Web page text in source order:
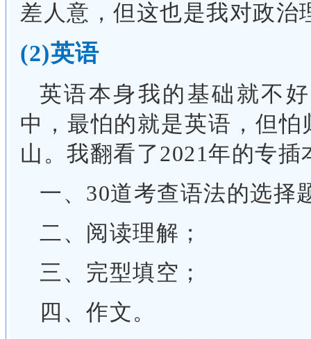
差人意，但这也是我对政治
(2)英语
英语本身我的基础就不
中，最怕的就是英语，但
山。我翻看了2021年的专
一、30道考查语法的选择
二、阅读理解；
三、完型填空；
四、作文。